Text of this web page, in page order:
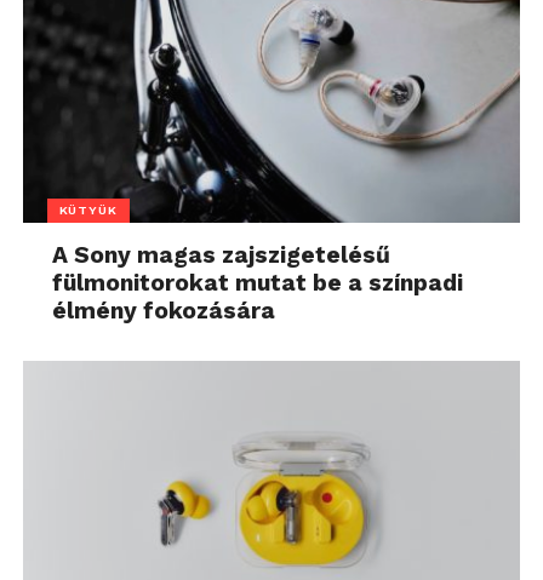
KÜTYÜK
A Sony magas zajszigetelésű
fülmonitorokat mutat be a színpadi
élmény fokozására